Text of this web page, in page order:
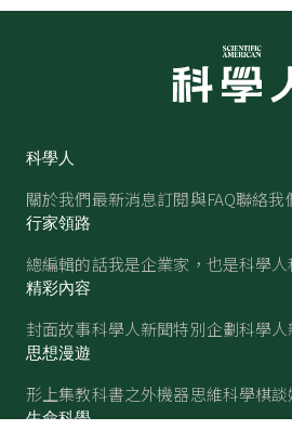
科學人
關於我們最新消息訂閱與FAQ聯絡我
行家領路
總編輯的話我是企業家，也是科學人
精彩內容
封面故事科學人新聞特別企劃科學
思想漫遊
形上集教科書之外機器思維科學棋談
生命科學